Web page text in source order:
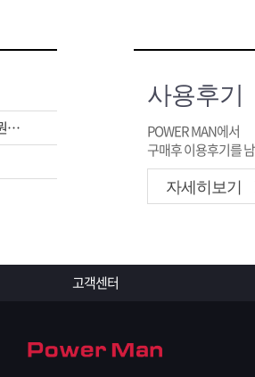
비아그라,시알리스,레비트라 차이점이 뭔가요 ?
사용후기
POWER MAN에서
구매후 이용후기를
자세히보기
고객센터